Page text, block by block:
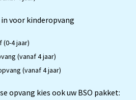
voor kinderopvang
4 jaar)
(vanaf 4 jaar)
(vanaf 4 jaar)
opvang kies ook uw BSO pakket: